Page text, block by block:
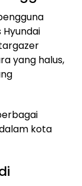
Hyundai
yang halus,
kota